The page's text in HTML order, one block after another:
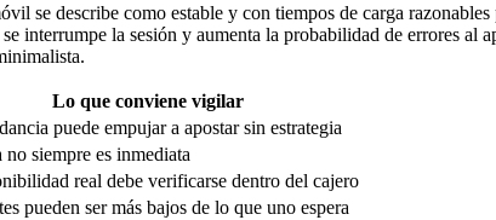
se describe como estable y con tiempos de carga
interrumpe la sesión y aumenta la probabilidad de errores al
Lo que conviene vigilar
puede empujar a apostar sin estrategia
no siempre es inmediata
real debe verificarse dentro del cajero
pueden ser más bajos de lo que uno espera